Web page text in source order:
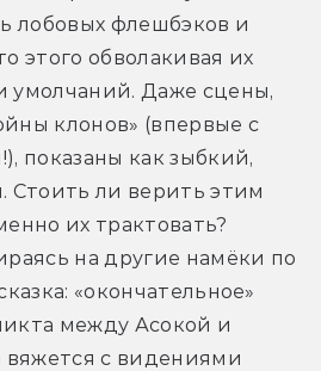
лобовых флешбэков и
этого обволакивая их
умолчаний. Даже сцены,
клонов» (впервые с
показаны как зыбкий,
Стоить ли верить этим
их трактовать?
на другие намёки по
«окончательное»
между Асокой и
вяжется с видениями